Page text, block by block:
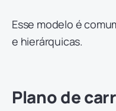
Esse modelo é
e hierárquicas.
Plano de